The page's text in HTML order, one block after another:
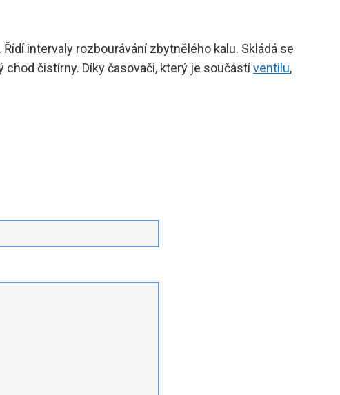
intervaly rozbourávání zbytnělého kalu. Skládá se
čistírny. Díky časovači, který je součástíventilu,